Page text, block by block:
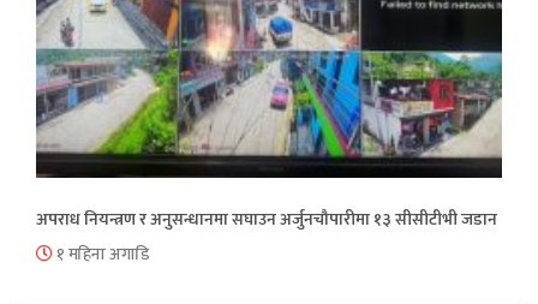
अपराध नियन्त्रण र अनुसन्धानमा सघाउन अर्जुनचौपारीमा १३ सीसीटीभी जडान
१ महिना अगाडि